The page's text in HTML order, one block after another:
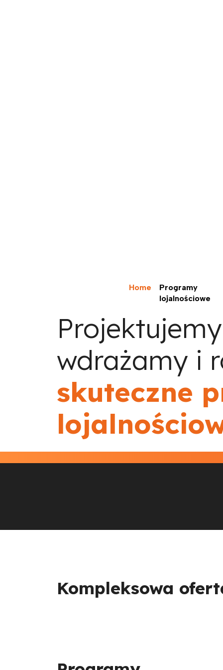
Home
Programy
lojalnościowe
wdrażamy i
skuteczne
Kompleksowa